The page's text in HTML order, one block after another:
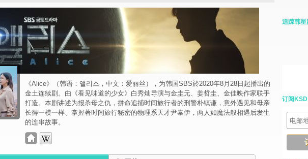
《Alice》（韩语：앨리스，中文：爱丽丝），为韩国SBS於2020年8月28日起播出的
金土连续剧。由《看见味道的少女》白秀灿导演与金圭元、姜哲圭、金佳映作家联手
打造。本剧讲述为报杀母之仇，拼命追捕时间旅行者的刑警朴镇谦，意外遇见和母亲
长得一模一样、掌握著时间旅行秘密的物理系天才尹泰伊，两人如魔法般相遇后发生
的连串故事。
追踪韩星
订阅KSD